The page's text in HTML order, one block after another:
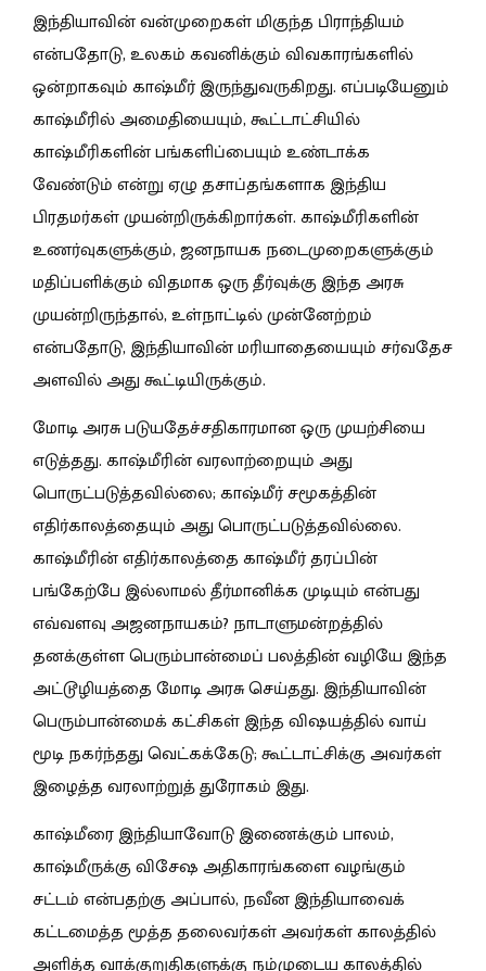
இந்தியாவின் வன்முறைகள் மிகுந்த பிராந்தியம்
என்பதோடு, உலகம் கவனிக்கும் விவகாரங்களில்
ஒன்றாகவும் காஷ்மீர் இருந்துவருகிறது. எப்படியேனும்
காஷ்மீரில் அமைதியையும், கூட்டாட்சியில்
காஷ்மீரிகளின் பங்களிப்பையும் உண்டாக்க
வேண்டும் என்று ஏழு தசாப்தங்களாக இந்திய
பிரதமர்கள் முயன்றிருக்கிறார்கள். காஷ்மீரிகளின்
உணர்வுகளுக்கும், ஜனநாயக நடைமுறைகளுக்கும்
மதிப்பளிக்கும் விதமாக ஒரு தீர்வுக்கு இந்த அரசு
முயன்றிருந்தால், உள்நாட்டில் முன்னேற்றம்
என்பதோடு, இந்தியாவின் மரியாதையையும் சர்வதேச
அளவில் அது கூட்டியிருக்கும்.
மோடி அரசு படுயதேச்சதிகாரமான ஒரு முயற்சியை
எடுத்தது. காஷ்மீரின் வரலாற்றையும் அது
பொருட்படுத்தவில்லை; காஷ்மீர் சமூகத்தின்
எதிர்காலத்தையும் அது பொருட்படுத்தவில்லை.
காஷ்மீரின் எதிர்காலத்தை காஷ்மீர் தரப்பின்
பங்கேற்பே இல்லாமல் தீர்மானிக்க முடியும் என்பது
எவ்வளவு அஜனநாயகம்? நாடாளுமன்றத்தில்
தனக்குள்ள பெரும்பான்மைப் பலத்தின் வழியே இந்த
அட்டூழியத்தை மோடி அரசு செய்தது. இந்தியாவின்
பெரும்பான்மைக் கட்சிகள் இந்த விஷயத்தில் வாய்
மூடி நகர்ந்தது வெட்கக்கேடு; கூட்டாட்சிக்கு அவர்கள்
இழைத்த வரலாற்றுத் துரோகம் இது.
காஷ்மீரை இந்தியாவோடு இணைக்கும் பாலம்,
காஷ்மீருக்கு விசேஷ அதிகாரங்களை வழங்கும்
சட்டம் என்பதற்கு அப்பால், நவீன இந்தியாவைக்
கட்டமைத்த மூத்த தலைவர்கள் அவர்கள் காலத்தில்
அளித்த வாக்குறுதிகளுக்கு நம்முடைய காலத்தில்